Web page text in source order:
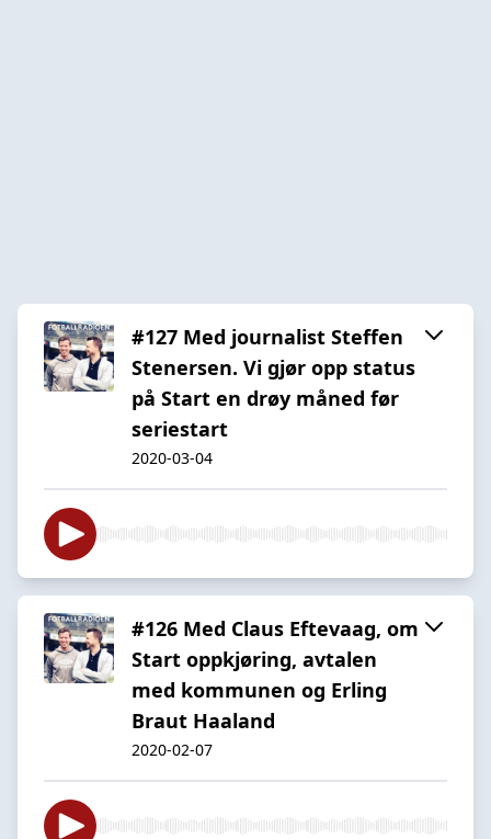
#127 Med journalist Steffen
Stenersen. Vi gjør opp status
på Start en drøy måned før
seriestart
2020-03-04
#126 Med Claus Eftevaag, om
Start oppkjøring, avtalen
med kommunen og Erling
Braut Haaland
2020-02-07